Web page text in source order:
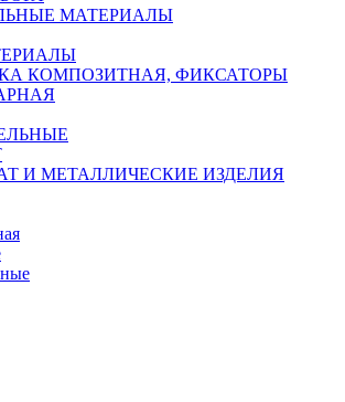
МАТЕРИАЛЫ
КОМПОЗИТНАЯ, ФИКСАТОРЫ
И МЕТАЛЛИЧЕСКИЕ ИЗДЕЛИЯ